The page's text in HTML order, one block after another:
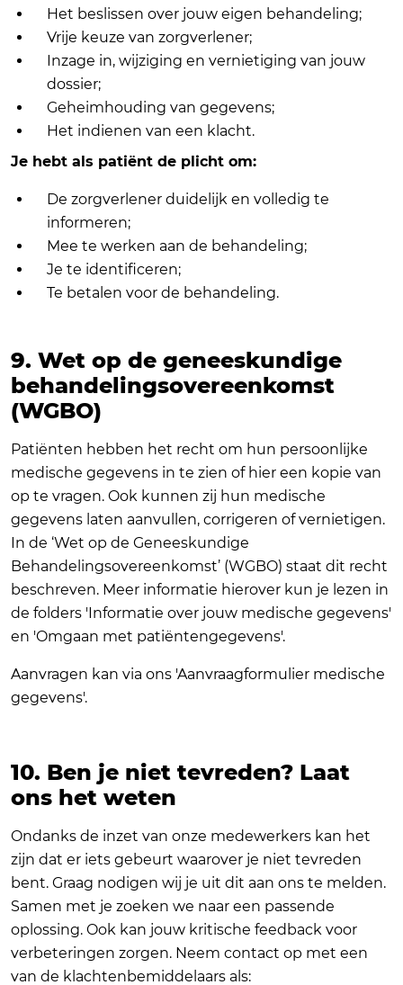
Het beslissen over jouw eigen behandeling;
Vrije keuze van zorgverlener;
Inzage in, wijziging en vernietiging van jouw
dossier;
Geheimhouding van gegevens;
Het indienen van een klacht.
Je hebt als patiënt de plicht om:
De zorgverlener duidelijk en volledig te
informeren;
Mee te werken aan de behandeling;
Je te identificeren;
Te betalen voor de behandeling.
9. Wet op de geneeskundige
behandelingsovereenkomst
(WGBO)
Patiënten hebben het recht om hun persoonlijke
medische gegevens in te zien of hier een kopie van
op te vragen. Ook kunnen zij hun medische
gegevens laten aanvullen, corrigeren of vernietigen.
In de ‘Wet op de Geneeskundige
Behandelingsovereenkomst’ (WGBO) staat dit recht
beschreven. Meer informatie hierover kun je lezen in
de folders 'Informatie over jouw medische gegevens'
en 'Omgaan met patiëntengegevens'.
Aanvragen kan via ons 'Aanvraagformulier medische
gegevens'.
10. Ben je niet tevreden? Laat
ons het weten
Ondanks de inzet van onze medewerkers kan het
zijn dat er iets gebeurt waarover je niet tevreden
bent. Graag nodigen wij je uit dit aan ons te melden.
Samen met je zoeken we naar een passende
oplossing. Ook kan jouw kritische feedback voor
verbeteringen zorgen. Neem contact op met een
van de klachtenbemiddelaars als: